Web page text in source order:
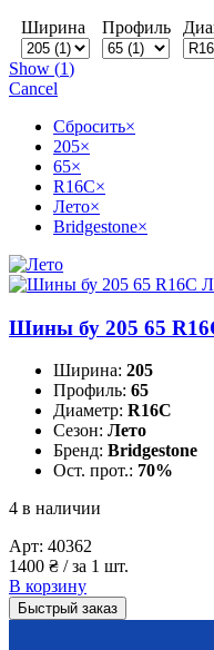
Ширина
Профиль
Show (1)
Cancel
Сбросить×
205×
65×
R16C×
Лето×
Bridgestone×
Шины бу 205 65
Ширина: 205
Профиль: 65
Диаметр: R16C
Сезон: Лето
Бренд: Bridgestone
Ост. прот.: 70%
4 в наличии
Арт: 40362
1400 ₴ / за 1 шт.
В корзину
Быстрый заказ